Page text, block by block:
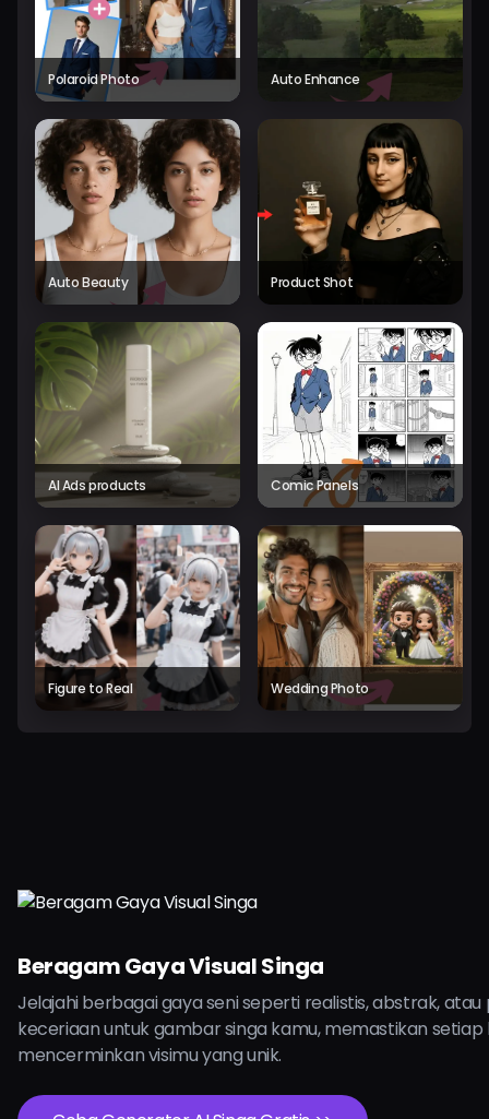
Polaroid Photo Auto Enhance
Auto Beauty Product Shot
AI Ads products Comic Panels
Figure to Real Wedding Photo
Beragam Gaya Visual Singa
Jelajahi berbagai gaya seni seperti realistis, abstrak, atau
keceriaan untuk gambar singa kamu, memastikan setiap
mencerminkan visimu yang unik.